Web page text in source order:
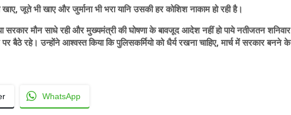
जूते भी खाए और जुर्माना भी भरा यानि उसकी हर कोशिश नाकाम हो रही है।
सरकार मौन साधे रही और मुख्यमंत्री की घोषणा के बावजूद आदेश नहीं हो पाये नतीजतन शनिवार
बैठे रहे। उन्होंने आश्वस्त किया कि पुलिसकर्मियो को धैर्य रखना चाहिए, मार्च में सरकार बनने के
WhatsApp